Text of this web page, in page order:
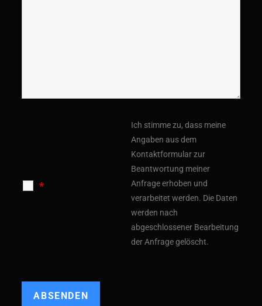
*
Ich stimme zu, dass meine
Angaben aus dem
Kontaktformular zur
Beantwortung meiner
Anfrage erhoben und
verarbeitet werden. Die Daten
werden nach
abgeschlossener Bearbeitung
der Anfrage gelöscht.